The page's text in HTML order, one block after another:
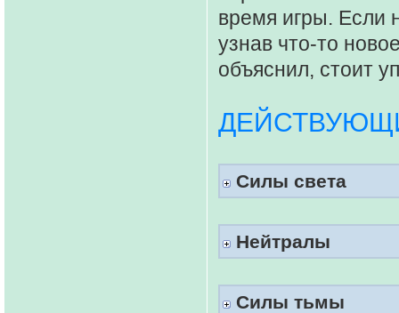
время игры. Если
узнав что-то
объяснил, стоит
Силы света
Нейтралы
Силы тьмы